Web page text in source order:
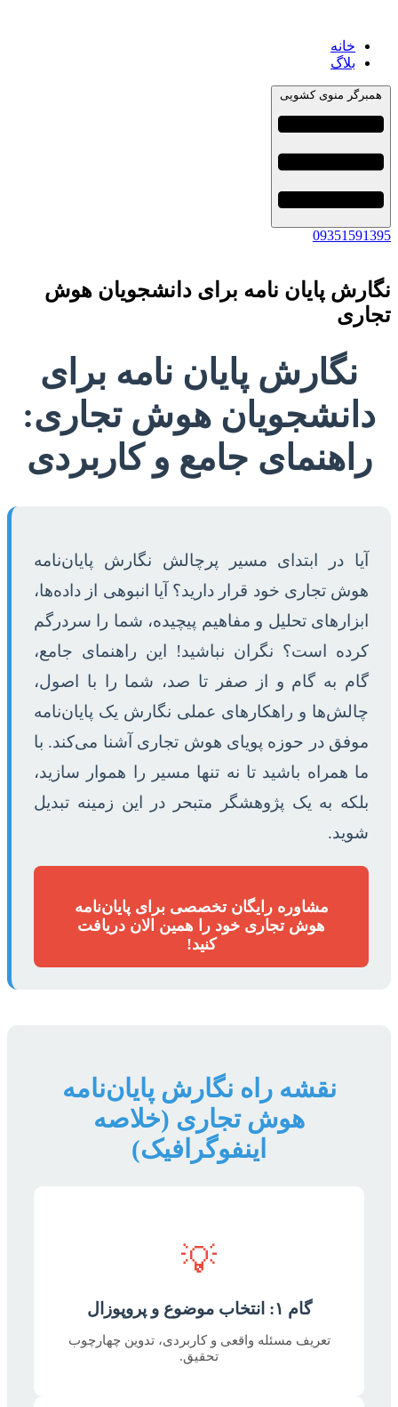
خانه
بلاگ
همبرگر منوی کشویی
09351591395
نگارش پایان نامه برای دانشجویان هوش
تجاری
نگارش پایان نامه برای
دانشجویان هوش تجاری:
راهنمای جامع و کاربردی
آیا در ابتدای مسیر پرچالش نگارش پایان‌نامه
هوش تجاری خود قرار دارید؟ آیا انبوهی از داده‌ها،
ابزارهای تحلیل و مفاهیم پیچیده، شما را سردرگم
کرده است؟ نگران نباشید! این راهنمای جامع،
گام به گام و از صفر تا صد، شما را با اصول،
چالش‌ها و راهکارهای عملی نگارش یک پایان‌نامه
موفق در حوزه پویای هوش تجاری آشنا می‌کند. با
ما همراه باشید تا نه تنها مسیر را هموار سازید،
بلکه به یک پژوهشگر متبحر در این زمینه تبدیل
شوید.
مشاوره رایگان تخصصی برای پایان‌نامه
هوش تجاری خود را همین الان دریافت
کنید!
نقشه راه نگارش پایان‌نامه
هوش تجاری (خلاصه
اینفوگرافیک)
💡
گام ۱: انتخاب موضوع و پروپوزال
تعریف مسئله واقعی و کاربردی، تدوین چهارچوب
تحقیق.